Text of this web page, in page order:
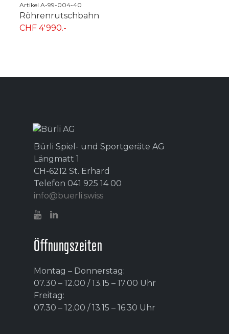
Artikel A-99-004-40
Röhrenrutschbahn
CHF 4'990.-
Bürli Spiel- und Sportgeräte AG
Längmatt 1
CH-6212 St. Erhard
Telefon 041 925 14 00
info@buerli.swiss
Öffnungszeiten
Montag – Donnerstag:
07.30 – 12.00 / 13.15 – 17.00 Uhr
Freitag:
07.30 – 12.00 / 13.15 – 16.30 Uhr